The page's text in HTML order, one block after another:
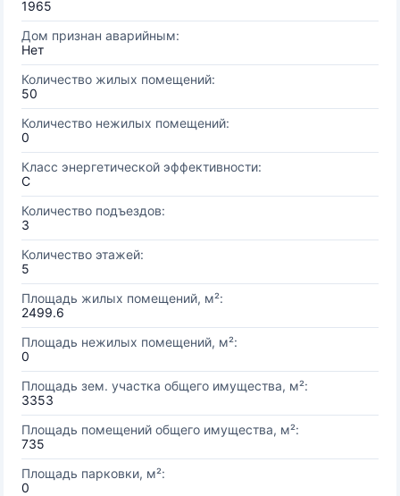
1965
Дом признан аварийным:
Нет
Количество жилых помещений:
50
Количество нежилых помещений:
0
Класс энергетической эффективности:
C
Количество подъездов:
3
Количество этажей:
5
Площадь жилых помещений, м²:
2499.6
Площадь нежилых помещений, м²:
0
Площадь зем. участка общего имущества, м²:
3353
Площадь помещений общего имущества, м²:
735
Площадь парковки, м²:
0